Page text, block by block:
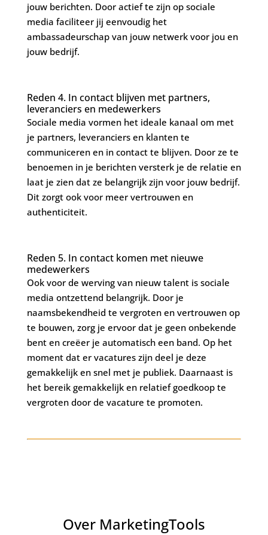
jouw berichten. Door actief te zijn op sociale
media faciliteer jij eenvoudig het
ambassadeurschap van jouw netwerk voor jou en
jouw bedrijf.
Reden 4. In contact blijven met partners,
leveranciers en medewerkers
Sociale media vormen het ideale kanaal om met
je partners, leveranciers en klanten te
communiceren en in contact te blijven. Door ze te
benoemen in je berichten versterk je de relatie en
laat je zien dat ze belangrijk zijn voor jouw bedrijf.
Dit zorgt ook voor meer vertrouwen en
authenticiteit.
Reden 5. In contact komen met nieuwe
medewerkers
Ook voor de werving van nieuw talent is sociale
media ontzettend belangrijk. Door je
naamsbekendheid te vergroten en vertrouwen op
te bouwen, zorg je ervoor dat je geen onbekende
bent en creëer je automatisch een band. Op het
moment dat er vacatures zijn deel je deze
gemakkelijk en snel met je publiek. Daarnaast is
het bereik gemakkelijk en relatief goedkoop te
vergroten door de vacature te promoten.
Over MarketingTools